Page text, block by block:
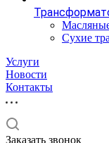
Сухие
Услуги
Новости
Контакты
Заказать звонок